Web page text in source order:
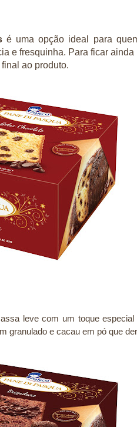
é uma opção ideal para
e fresquinha. Para ficar ainda
ao produto.
leve com um toque especial
granulado e cacau em pó que